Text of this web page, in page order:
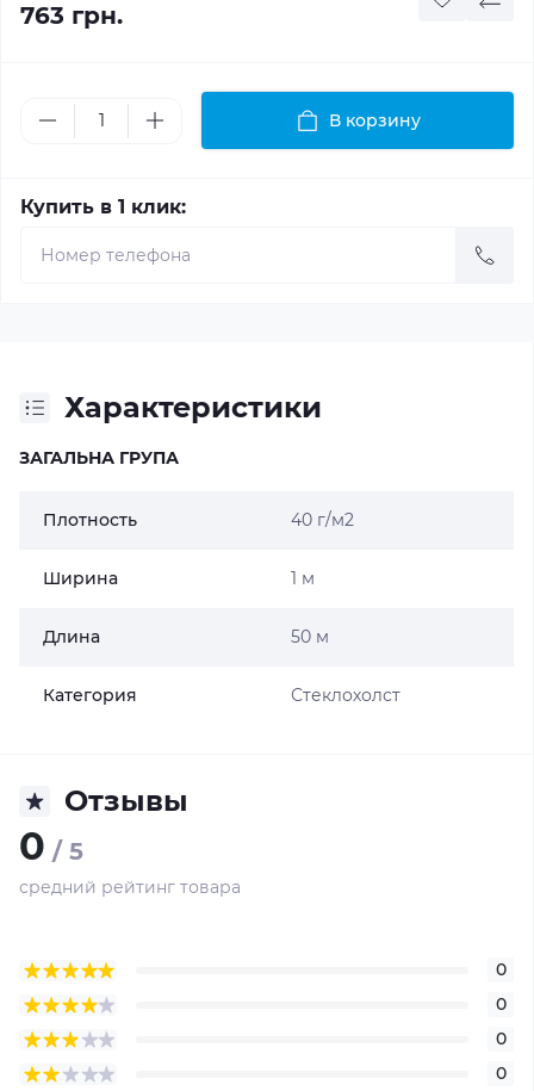
763 грн.
В корзину
Купить в 1 клик:
Характеристики
ЗАГАЛЬНА ГРУПА
Плотность 40 г/м2
Ширина 1 м
Длина 50 м
Категория Стеклохолст
Отзывы
0 / 5
средний рейтинг товара
0
0
0
0